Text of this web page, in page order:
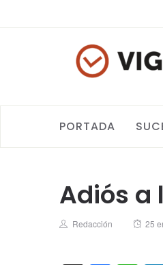
PORTADA
Adiós a
Author
Redacción 25